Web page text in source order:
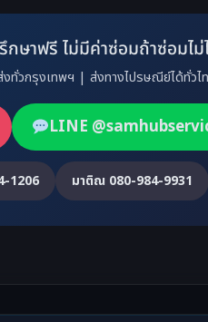
ษาฟรี ไม่มีค่าซ่อมถ้าซ่อมไม่
ทั่วกรุงเทพฯ | ส่งทางไปรษณีย์ได้ทั่วไ
LINE
1206 มาติณ 080-984-9931